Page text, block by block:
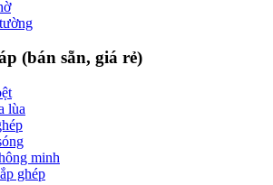
(bán sẵn, giá rẻ)
lùa
minh
ghép